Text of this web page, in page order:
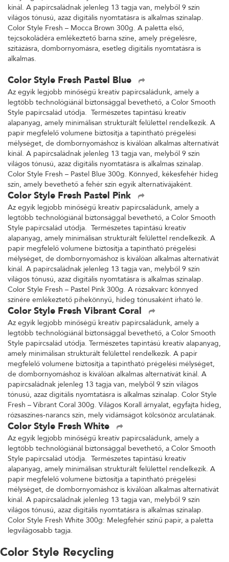
kínál. A papírcsaládnak jelenleg 13 tagja van, melyből 9 szín
világos tónusú, azaz digitális nyomtatásra is alkalmas színalap.
Color Style Fresh – Mocca Brown 300g. A paletta első,
tejcsokoládéra emlékeztető barna színe, amely prégelésre,
szitázásra, dombornyomásra, esetleg digitális nyomtatásra is
alkalmas.
Color Style Fresh Pastel Blue
Az egyik legjobb minőségű kreatív papírcsaládunk, amely a
legtöbb technológiánál biztonsággal bevethető, a Color Smooth
Style papírcsalád utódja. Természetes tapintású kreatív
alapanyag, amely minimálisan strukturált felülettel rendelkezik. A
papír megfelelő volumene biztosítja a tapintható prégelési
mélységet, de dombornyomáshoz is kiválóan alkalmas alternatívát
kínál. A papírcsaládnak jelenleg 13 tagja van, melyből 9 szín
világos tónusú, azaz digitális nyomtatásra is alkalmas színalap.
Color Style Fresh – Pastel Blue 300g. Könnyed, kékesfehér hideg
szín, amely bevethető a fehér szín egyik alternatívájaként.
Color Style Fresh Pastel Pink
Az egyik legjobb minőségű kreatív papírcsaládunk, amely a
legtöbb technológiánál biztonsággal bevethető, a Color Smooth
Style papírcsalád utódja. Természetes tapintású kreatív
alapanyag, amely minimálisan strukturált felülettel rendelkezik. A
papír megfelelő volumene biztosítja a tapintható prégelési
mélységet, de dombornyomáshoz is kiválóan alkalmas alternatívát
kínál. A papírcsaládnak jelenleg 13 tagja van, melyből 9 szín
világos tónusú, azaz digitális nyomtatásra is alkalmas színalap.
Color Style Fresh – Pastel Pink 300g. A rózsakvarc könnyed
színére emlékeztető pihekönnyű, hideg tónusaként írható le.
Color Style Fresh Vibrant Coral
Az egyik legjobb minőségű kreatív papírcsaládunk, amely a
legtöbb technológiánál biztonsággal bevethető, a Color Smooth
Style papírcsalád utódja. Természetes tapintású kreatív alapanyag,
amely minimálisan strukturált felülettel rendelkezik. A papír
megfelelő volumene biztosítja a tapintható prégelési mélységet,
de dombornyomáshoz is kiválóan alkalmas alternatívát kínál. A
papírcsaládnak jelenleg 13 tagja van, melyből 9 szín világos
tónusú, azaz digitális nyomtatásra is alkalmas színalap. Color Style
Fresh – Vibrant Coral 300g. Világos Korall árnyalat, egyfajta hideg,
rózsaszínes-narancs szín, mely vidámságot kölcsönöz arculatának.
Color Style Fresh White
Az egyik legjobb minőségű kreatív papírcsaládunk, amely a
legtöbb technológiánál biztonsággal bevethető, a Color Smooth
Style papírcsalád utódja. Természetes tapintású kreatív
alapanyag, amely minimálisan strukturált felülettel rendelkezik. A
papír megfelelő volumene biztosítja a tapintható prégelési
mélységet, de dombornyomáshoz is kiválóan alkalmas alternatívát
kínál. A papírcsaládnak jelenleg 13 tagja van, melyből 9 szín
világos tónusú, azaz digitális nyomtatásra is alkalmas színalap.
Color Style Fresh White 300g: Melegfehér színű papír, a paletta
legvilágosabb tagja.
Color Style Recycling